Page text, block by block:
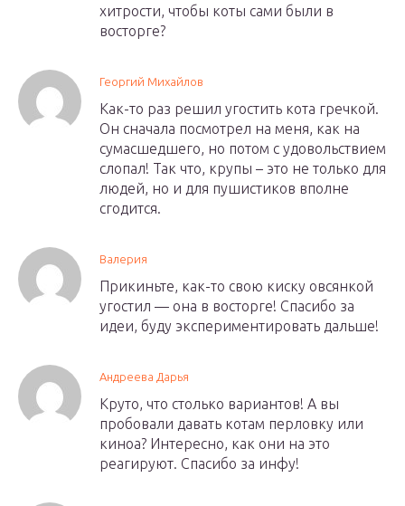
хитрости, чтобы коты сами были в
восторге?
Георгий Михайлов
Как-то раз решил угостить кота гречкой.
Он сначала посмотрел на меня, как на
сумасшедшего, но потом с удовольствием
слопал! Так что, крупы – это не только для
людей, но и для пушистиков вполне
сгодится.
Валерия
Прикиньте, как-то свою киску овсянкой
угостил — она в восторге! Спасибо за
идеи, буду экспериментировать дальше!
Андреева Дарья
Круто, что столько вариантов! А вы
пробовали давать котам перловку или
киноа? Интересно, как они на это
реагируют. Спасибо за инфу!